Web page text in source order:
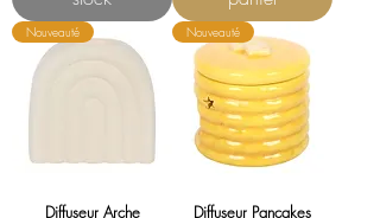
Nouveauté
Diffuseur Arche
Nouveauté
Diffuseur Pancakes